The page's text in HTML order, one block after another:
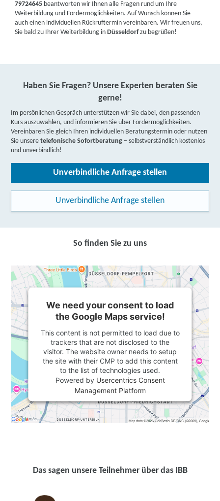
79724645 beantworten wir Ihnen alle Fragen rund um Ihre
Weiterbildung und Fördermöglichkeiten. Auf Wunsch können Sie
auch einen individuellen Rückruftermin vereinbaren. Wir freuen uns,
Sie bald zu Ihrer Weiterbildung inDüsseldorfzu begrüßen!
Haben Sie Fragen? Unsere Experten beraten Sie
gerne!
Im persönlichen Gespräch unterstützen wir Sie dabei, den passenden
Kurs auszuwählen, und informieren Sie über Fördermöglichkeiten.
Vereinbaren Sie gleich Ihren individuellen Beratungstermin oder nutzen
Sie unseretelefonische Sofortberatung – selbstverständlich kostenlos
und unverbindlich!
Unverbindliche Anfrage stellen
Unverbindliche Anfrage stellen
So finden Sie zu uns
We need your consent to load
the Google Maps service!
This content is not permitted to load due to
trackers that are not disclosed to the
visitor. The website owner needs to setup
the site with their CMP to add this content
to the list of technologies used.
Powered by Usercentrics Consent
Management Platform
Das sagen unsere Teilnehmer über das IBB